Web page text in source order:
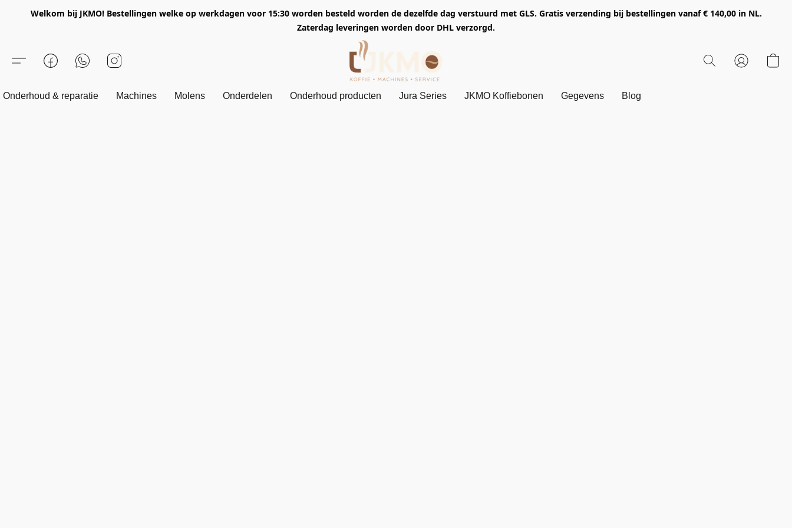
Welkom bij JKMO! Bestellingen welke op werkdagen voor 15:30 worden besteld worden de dezelfde dag verstuurd met GLS. Gratis verzending bij bestellingen vanaf € 140,00 in NL.
Zaterdag leveringen worden door DHL verzorgd.
Onderhoud & reparatie Machines Molens Onderdelen Onderhoud producten Jura Series JKMO Koffiebonen Gegevens Blog